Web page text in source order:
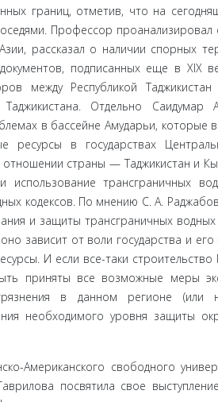
границ, отметив, что на
Профессор проанализировал
рассказал о наличии спорных
подписанных еще в XIX
между Республикой
Отдельно Саидумар
в бассейне Амударьи, которые
ресурсы в государствах
страны — Таджикистан и
трансграничных
кодексов. По мнению С. А.
и защиты трансграничных водных
зависит от воли государства и его
И если все-таки строительство
приняты все возможные меры
в данном реги­оне (или
необходимого уровня за­щиты
Американского свободного
посвятила свое